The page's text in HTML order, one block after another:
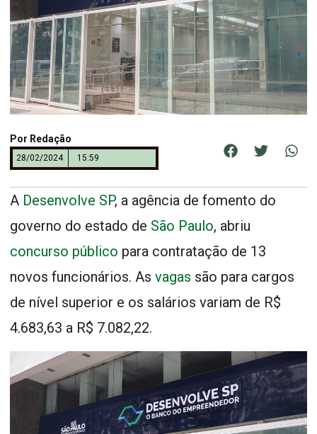
Por Redação
28/02/2024 15:59
A Desenvolve SP, a agência de fomento do
governo do estado de São Paulo, abriu
concurso público para contratação de 13
novos funcionários. As vagas são para cargos
de nível superior e os salários variam de R$
4.683,63 a R$ 7.082,22.